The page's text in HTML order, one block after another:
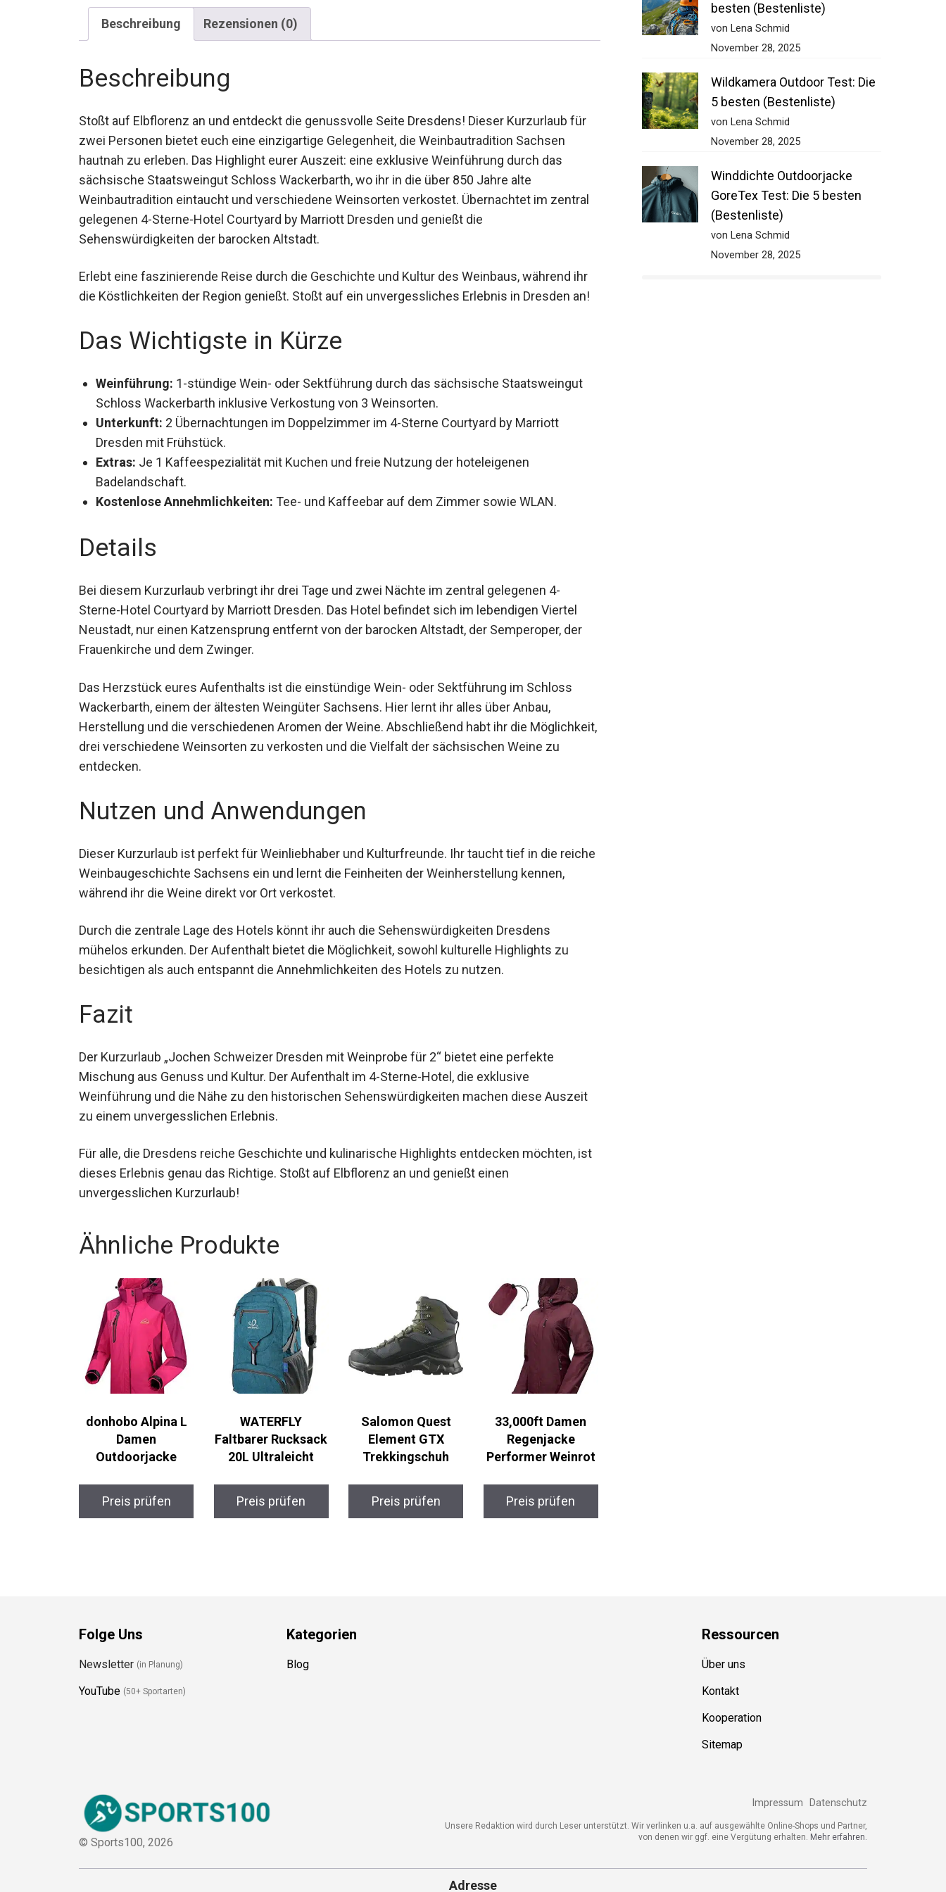
Beschreibung Rezensionen (0)
Beschreibung
Stoßt auf Elbflorenz an und entdeckt die genussvolle Seite Dresdens! Dieser Kurzurlaub für
zwei Personen bietet euch eine einzigartige Gelegenheit, die Weinbautradition Sachsen
hautnah zu erleben. Das Highlight eurer Auszeit: eine exklusive Weinführung durch das
sächsische Staatsweingut Schloss Wackerbarth, wo ihr in die über 850 Jahre alte
Weinbautradition eintaucht und verschiedene Weinsorten verkostet. Übernachtet im zentral
gelegenen 4-Sterne-Hotel Courtyard by Marriott Dresden und genießt die
Sehenswürdigkeiten der barocken Altstadt.
Erlebt eine faszinierende Reise durch die Geschichte und Kultur des Weinbaus, während ihr
die Köstlichkeiten der Region genießt. Stoßt auf ein unvergessliches Erlebnis in Dresden an!
Das Wichtigste in Kürze
Weinführung: 1-stündige Wein- oder Sektführung durch das sächsische Staatsweingut
Schloss Wackerbarth inklusive Verkostung von 3 Weinsorten.
Unterkunft: 2 Übernachtungen im Doppelzimmer im 4-Sterne Courtyard by Marriott
Dresden mit Frühstück.
Extras: Je 1 Kaffeespezialität mit Kuchen und freie Nutzung der hoteleigenen
Badelandschaft.
Kostenlose Annehmlichkeiten: Tee- und Kaffeebar auf dem Zimmer sowie WLAN.
Details
Bei diesem Kurzurlaub verbringt ihr drei Tage und zwei Nächte im zentral gelegenen 4-
Sterne-Hotel Courtyard by Marriott Dresden. Das Hotel befindet sich im lebendigen Viertel
Neustadt, nur einen Katzensprung entfernt von der barocken Altstadt, der Semperoper, der
Frauenkirche und dem Zwinger.
Das Herzstück eures Aufenthalts ist die einstündige Wein- oder Sektführung im Schloss
Wackerbarth, einem der ältesten Weingüter Sachsens. Hier lernt ihr alles über Anbau,
Herstellung und die verschiedenen Aromen der Weine. Abschließend habt ihr die
Möglichkeit, drei verschiedene Weinsorten zu verkosten und die Vielfalt der sächsischen
Weine zu entdecken.
Nutzen und Anwendungen
Dieser Kurzurlaub ist perfekt für Weinliebhaber und Kulturfreunde. Ihr taucht tief in die
reiche Weinbaugeschichte Sachsens ein und lernt die Feinheiten der Weinherstellung
kennen, während ihr die Weine direkt vor Ort verkostet.
Durch die zentrale Lage des Hotels könnt ihr auch die Sehenswürdigkeiten Dresdens
mühelos erkunden. Der Aufenthalt bietet die Möglichkeit, sowohl kulturelle Highlights zu
besichtigen als auch entspannt die Annehmlichkeiten des Hotels zu nutzen.
Fazit
Der Kurzurlaub „Jochen Schweizer Dresden mit Weinprobe für 2“ bietet eine perfekte
Mischung aus Genuss und Kultur. Der Aufenthalt im 4-Sterne-Hotel, die exklusive
Weinführung und die Nähe zu den historischen Sehenswürdigkeiten machen diese Auszeit
zu einem unvergesslichen Erlebnis.
Für alle, die Dresdens reiche Geschichte und kulinarische Highlights entdecken möchten, ist
dieses Erlebnis genau das Richtige. Stoßt auf Elbflorenz an und genießt einen
unvergesslichen Kurzurlaub!
Ähnliche Produkte
donhobo Alpina L
Damen
Outdoorjacke
Preis prüfen
WATERFLY
Faltbarer Rucksack
20L Ultraleicht
Preis prüfen
Salomon Quest
Element GTX
Trekkingschuh
Preis prüfen
33,000ft Damen
Regenjacke
Performer Weinrot
Preis prüfen
besten (Bestenliste)
von Lena Schmid
November 28, 2025
Wildkamera Outdoor Test: Die
5 besten (Bestenliste)
von Lena Schmid
November 28, 2025
Winddichte Outdoorjacke
GoreTex Test: Die 5 besten
(Bestenliste)
von Lena Schmid
November 28, 2025
Folge Uns
Newsletter(in Planung)
YouTube (50+ Sportarten)
Kategorien
Blog
Ressourcen
Über uns
Kontakt
Kooperation
Sitemap
© Sports100, 2026
Impressum Datenschutz
Unsere Redaktion wird durch Leser unterstützt. Wir verlinken u.a. auf ausgewählte Online-Shops und Partner,
von denen wir ggf. eine Vergütung erhalten.Mehr erfahren.
Adresse